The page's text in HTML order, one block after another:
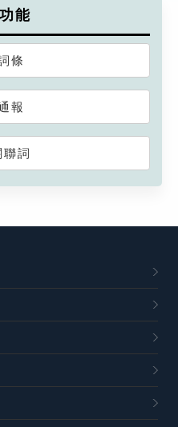
能
條
報
詞